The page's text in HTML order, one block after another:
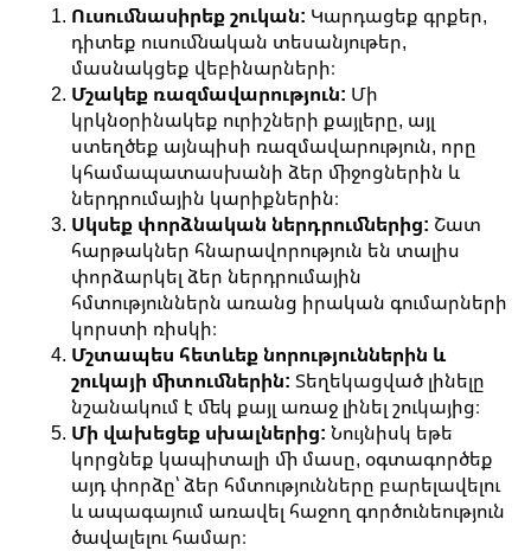
Ուսումնասիրեք շուկան: Կարդացեք գրքեր,
դիտեք ուսումնական տեսանյութեր,
մասնակցեք վեբինարների։
Մշակեք ռազմավարություն: Մի
կրկնօրինակեք ուրիշների քայլերը, այլ
ստեղծեք այնպիսի ռազմավարություն, որը
կհամապատասխանի ձեր միջոցներին և
ներդրումային կարիքներին։
Սկսեք փորձնական ներդրումներից: Շատ
հարթակներ հնարավորություն են տալիս
փորձարկել ձեր ներդրումային
հմտություններն առանց իրական գումարների
կորստի ռիսկի։
Մշտապես հետևեք նորություններին և
շուկայի միտումներին: Տեղեկացված լինելը
նշանակում է մեկ քայլ առաջ լինել շուկայից։
Մի վախեցեք սխալներից: Նույնիսկ եթե
կորցնեք կապիտալի մի մասը, օգտագործեք
այդ փորձը՝ ձեր հմտությունները բարելավելու
և ապագայում առավել հաջող գործունեություն
ծավալելու համար։